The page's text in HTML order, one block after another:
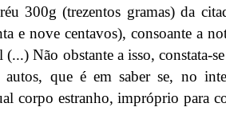
300g (trezentos gramas) da
e nove centavos), consoante a
Não obstante a isso, constata-
que é em saber se, no
corpo estranho, impróprio para